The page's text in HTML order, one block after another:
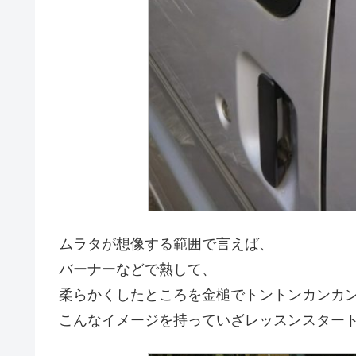
ムラタが想像する範囲で言えば、
バーナーなどで熱して、
柔らかくしたところを金槌でトントンカンカ
こんなイメージを持っていざレッスンスター